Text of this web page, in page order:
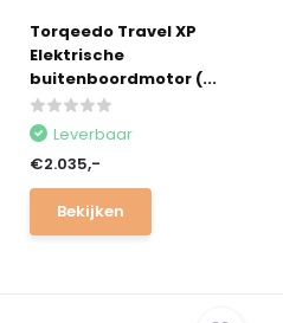
Torqeedo Travel XP
Elektrische
buitenboordmotor (...
Leverbaar
€2.035,-
Bekijken